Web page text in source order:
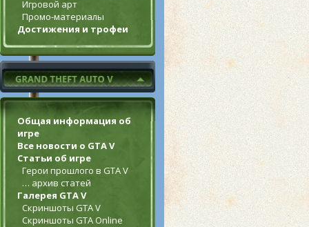
Игровой арт
Промо-материалы
Достижения и трофеи
Общая информация об
игре
Все новости о GTA V
Статьи об игре
Герои прошлого в GTA V
… архив статей
Галерея GTA V
Скриншоты GTA V
Скриншоты GTA Online